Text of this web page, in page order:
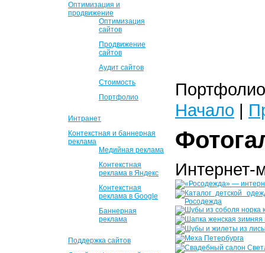
Оптимизация и
продвижение
Оптимизация
сайтов
Продвижение
сайтов
Аудит сайтов
Стоимость
Портфолио
Интранет
Контекстная и баннерная
реклама
Медийная реклама
Контекстная
реклама в Яндекс
Контекстная
реклама в Google
Баннерная
реклама
Поддержка сайтов
Начало |
Интернет-